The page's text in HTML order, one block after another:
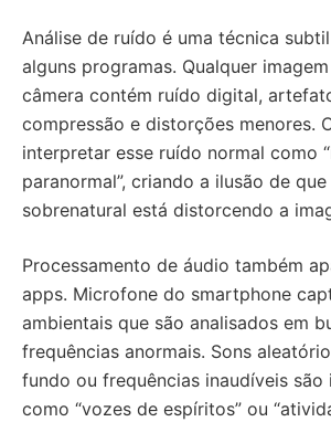
Análise de ruído é uma técnica
alguns programas. Qualquer
câmera contém ruído digital,
compressão e distorções menores.
interpretar esse ruído normal como
paranormal”, criando a ilusão de
sobrenatural está distorcendo a
Processamento de áudio também
apps. Microfone do smartphone
ambientais que são analisados em
frequências anormais. Sons
fundo ou frequências inaudíveis
como “vozes de espíritos” ou